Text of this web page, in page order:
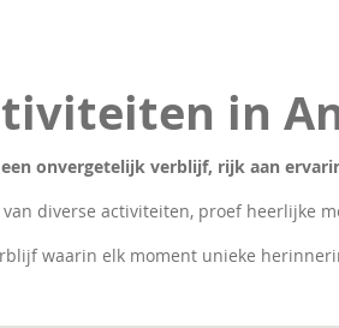
in
een onvergetelijk verblijf, rijk aan
van diverse activiteiten, proef heerlijke
waarin elk moment unieke